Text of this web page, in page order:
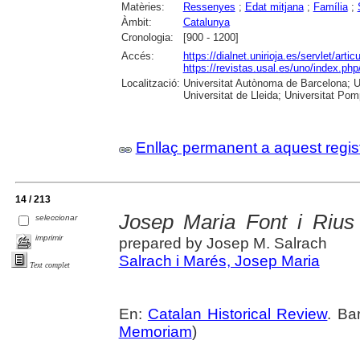
Matèries: Ressenyes ; Edat mitjana; Família;
Àmbit:
Catalunya
Cronologia:
[900 - 1200]
Accés:
https://dialnet.unirioja.es/servlet/
https://revistas.usal.es/uno/
Localització: Universitat Autònoma de Barcelona;
Universitat de Lleida; Universitat
Enllaç permanent a aquest
14 / 213
seleccionar
imprimir
Text complet
Josep Maria Font i Rius
prepared by Josep M. Salrach
Salrach i Marés, Josep Maria
En: Catalan Historical Review.
Memoriam)